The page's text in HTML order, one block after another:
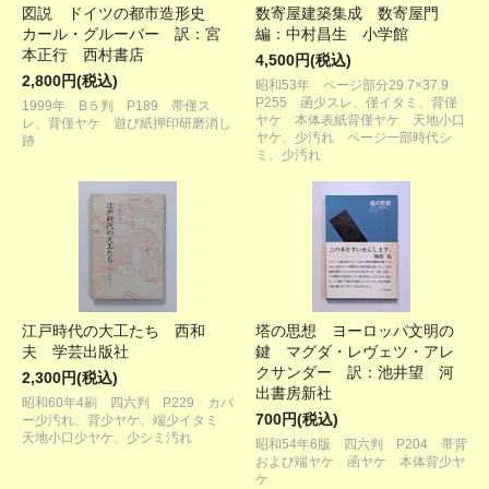
図説 ドイツの都市造形史
カール・グルーバー 訳：宮
本正行 西村書店
2,800円(税込)
1999年 B５判 P189 帯僅ス
レ、背僅ヤケ 遊び紙押印研磨消し
跡
数寄屋建築集成 数寄屋門
編：中村昌生 小学館
4,500円(税込)
昭和53年 ページ部分29.7×37.9
P255 函少スレ、僅イタミ、背僅
ヤケ 本体表紙背僅ヤケ 天地小口
ヤケ、少汚れ ページ一部時代シ
ミ、少汚れ
江戸時代の大工たち 西和
夫 学芸出版社
2,300円(税込)
昭和60年4刷 四六判 P229 カバ
ー少汚れ、背少ヤケ、端少イタミ
天地小口少ヤケ、少シミ汚れ
塔の思想 ヨーロッパ文明の
鍵 マグダ・レヴェツ・アレ
クサンダー 訳：池井望 河
出書房新社
700円(税込)
昭和54年6版 四六判 P204 帯背
および端ヤケ 函ヤケ 本体背少ヤ
ケ